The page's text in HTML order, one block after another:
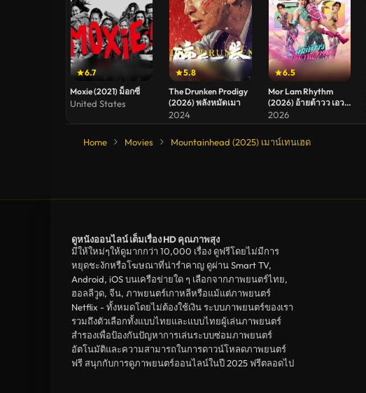
6.7
Moxie (2021) ม็อกซี่
United States
5.8
The Drunken Prodigy
(2026) พลังหมัดเมา
2024
6.5
Mor Lam Rhythm
(2026) อ้ายต้าวว เอว
หวาน ระเบียบวาทะ
2026
Home Movies Mountainhead (2025) เมาน์เทนเฮด
ดูหนังออนไลน์ เต็มเรื่อง HD คุณภาพสุง
มีให้ใหม่ๆให้ดูมากกว่า 10,000 เรื่อง ดูฟรีโดยไม่มีการ
หยุดชะงักหรือโฆษณาที่น่ารำคาญ ดูผ่าน Smart TV,
Android, iOS บนเครือข่ายใด ๆ เลือกจากภาพยนตร์ไทย,
ฮอลลีวูด, จีน, ภาพยนตร์เกาหลีหรือแม้แต่ภาพยนตร์
Netflix - ทั้งหมดโดยไม่ต้องใช้เงิน ระบบภาพยนตร์ของเรา
รวมถึงตัวเลือกทั้งแบบไทยและแบบไทยผู้เล่นภาพยนตร์
สำรองเพื่อป้องกันปัญหาการเล่นระบบซ่อมภาพยนตร์
อัตโนมัติและความสามารถในการดาวน์โหลดภาพยนตร์
ฟรี สนุกกับการดูภาพยนตร์ออนไลน์ในปี 2025 ฟรีตลอดไป